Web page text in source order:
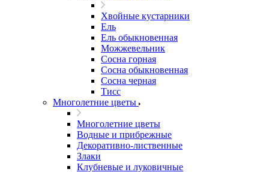
Хвойные кустарники
Ель
Ель обыкновенная
Можжевельник
Сосна горная
Сосна обыкновенная
Сосна черная
Тисс
Многолетние цветы
Многолетние цветы
Водные и прибрежные
Декоративно-лиственные
Злаки
Клубневые и луковичные